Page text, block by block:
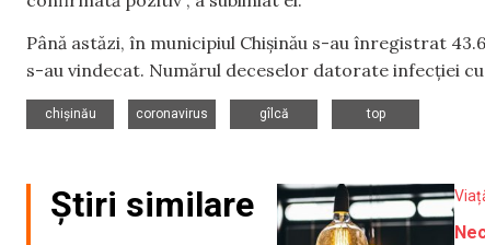
Până astăzi, în municipiul Chișinău s-au înregistrat
s-au vindecat. Numărul deceselor datorate infecției
chișinău
coronavirus
gîlcă
top
Știri similare